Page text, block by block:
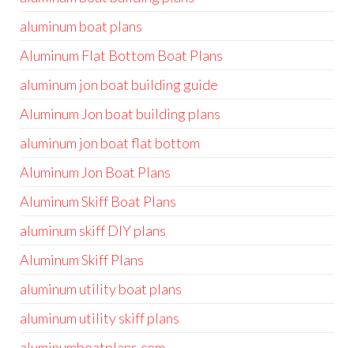
aluminum boat plans
Aluminum Flat Bottom Boat Plans
aluminum jon boat building guide
Aluminum Jon boat building plans
aluminum jon boat flat bottom
Aluminum Jon Boat Plans
Aluminum Skiff Boat Plans
aluminum skiff DIY plans
Aluminum Skiff Plans
aluminum utility boat plans
aluminum utility skiff plans